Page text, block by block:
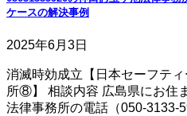
ケースの解決事例
2025年6月3日
消滅時効成立【日本セーフテ
所⑧】 相談内容 広島県にお住
法律事務所の電話（050-3133-